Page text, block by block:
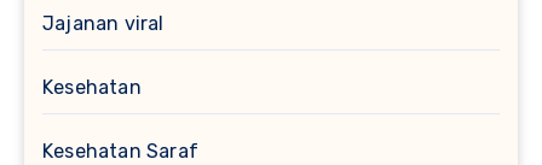
Jajanan viral
Kesehatan
Kesehatan Saraf